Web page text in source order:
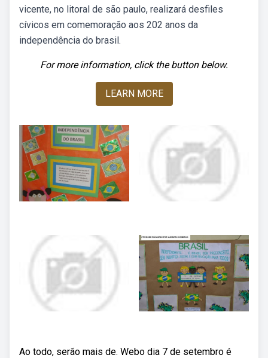
vicente, no litoral de são paulo, realizará desfiles
cívicos em comemoração aos 202 anos da
independência do brasil.
For more information, click the button below.
LEARN MORE
Ao todo, serão mais de. Webo dia 7 de setembro é